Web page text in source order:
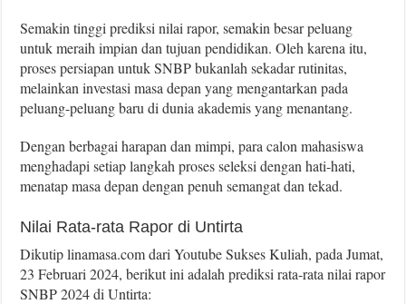
Semakin tinggi prediksi nilai rapor, semakin besar peluang
untuk meraih impian dan tujuan pendidikan. Oleh karena itu,
proses persiapan untuk SNBP bukanlah sekadar rutinitas,
melainkan investasi masa depan yang mengantarkan pada
peluang-peluang baru di dunia akademis yang menantang.
Dengan berbagai harapan dan mimpi, para calon mahasiswa
menghadapi setiap langkah proses seleksi dengan hati-hati,
menatap masa depan dengan penuh semangat dan tekad.
Nilai Rata-rata Rapor di Untirta
Dikutip linamasa.com dari Youtube Sukses Kuliah, pada Jumat,
23 Februari 2024, berikut ini adalah prediksi rata-rata nilai rapor
SNBP 2024 di Untirta: